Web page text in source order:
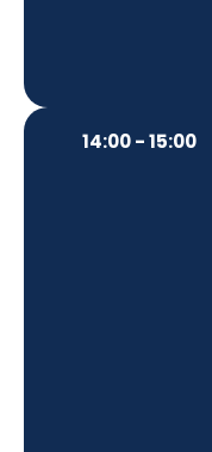
14:00 - 15:00